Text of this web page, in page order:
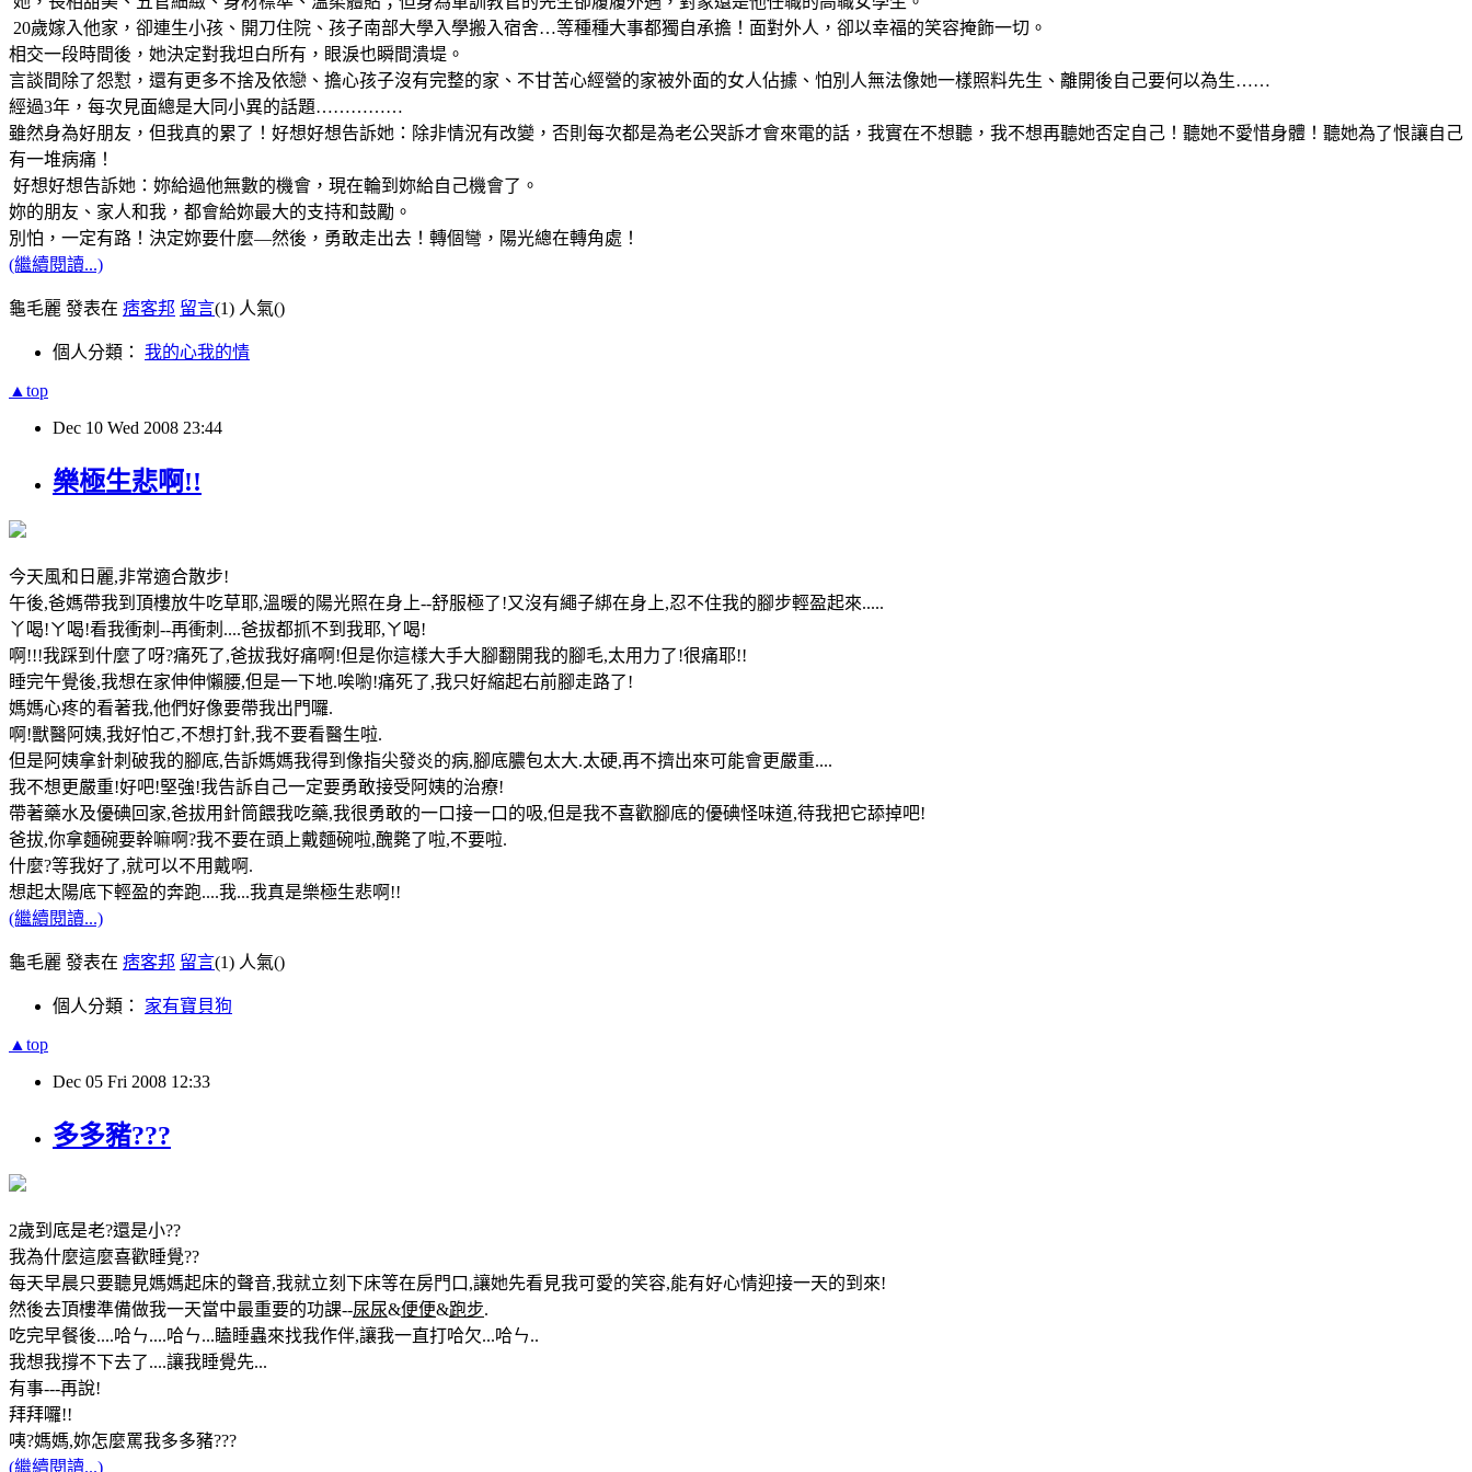
20歲嫁入他家，卻連生小孩、開刀住院、孩子南部大學入學搬入宿舍…等種種大事都獨自承擔！面對外人，卻以幸福的笑容掩飾一切。
相交一段時間後，她決定對我坦白所有，眼淚也瞬間潰堤。
言談間除了怨懟，還有更多不捨及依戀、擔心孩子沒有完整的家、不甘苦心經營的家被外面的女人佔據、怕別人無法像她一樣照料先生、離開後自己要何以為生……
經過3年，每次見面總是大同小異的話題……………
雖然身為好朋友，但我真的累了！好想好想告訴她：除非情況有改變，否則每次都是為老公哭訴才會來電的話，我實在不想聽，我不想再聽她否定自己！聽她不愛惜身體！聽她為了恨讓自己
有一堆病痛！
好想好想告訴她：妳給過他無數的機會，現在輪到妳給自己機會了。
妳的朋友、家人和我，都會給妳最大的支持和鼓勵。
別怕，一定有路！決定妳要什麼—然後，勇敢走出去！轉個彎，陽光總在轉角處！
(繼續閱讀...)
龜毛麗 發表在 痞客邦 留言(1) 人氣()
個人分類： 我的心我的情
▲top
Dec 10 Wed 2008 23:44
樂極生悲啊!!
今天風和日麗,非常適合散步!
午後,爸媽帶我到頂樓放牛吃草耶,溫暖的陽光照在身上--舒服極了!又沒有繩子綁在身上,忍不住我的腳步輕盈起來.....
丫喝!ㄚ喝!看我衝刺--再衝刺....爸拔都抓不到我耶,ㄚ喝!
啊!!!我踩到什麼了呀?痛死了,爸拔我好痛啊!但是你這樣大手大腳翻開我的腳毛,太用力了!很痛耶!!
睡完午覺後,我想在家伸伸懶腰,但是一下地.唉喲!痛死了,我只好縮起右前腳走路了!
媽媽心疼的看著我,他們好像要帶我出門囉.
啊!獸醫阿姨,我好怕ㄛ,不想打針,我不要看醫生啦.
但是阿姨拿針刺破我的腳底,告訴媽媽我得到像指尖發炎的病,腳底膿包太大.太硬,再不擠出來可能會更嚴重....
我不想更嚴重!好吧!堅強!我告訴自己一定要勇敢接受阿姨的治療!
帶著藥水及優碘回家,爸拔用針筒餵我吃藥,我很勇敢的一口接一口的吸,但是我不喜歡腳底的優碘怪味道,待我把它舔掉吧!
爸拔,你拿麵碗要幹嘛啊?我不要在頭上戴麵碗啦,醜斃了啦,不要啦.
什麼?等我好了,就可以不用戴啊.
想起太陽底下輕盈的奔跑....我...我真是樂極生悲啊!!
(繼續閱讀...)
龜毛麗 發表在 痞客邦 留言(1) 人氣()
個人分類： 家有寶貝狗
▲top
Dec 05 Fri 2008 12:33
多多豬???
2歲到底是老?還是小??
我為什麼這麼喜歡睡覺??
每天早晨只要聽見媽媽起床的聲音,我就立刻下床等在房門口,讓她先看見我可愛的笑容,能有好心情迎接一天的到來!
然後去頂樓準備做我一天當中最重要的功課--尿尿&便便&跑步.
吃完早餐後....哈ㄣ....哈ㄣ...瞌睡蟲來找我作伴,讓我一直打哈欠...哈ㄣ..
我想我撐不下去了....讓我睡覺先...
有事---再說!
拜拜囉!!
咦?媽媽,妳怎麼罵我多多豬???
(繼續閱讀...)